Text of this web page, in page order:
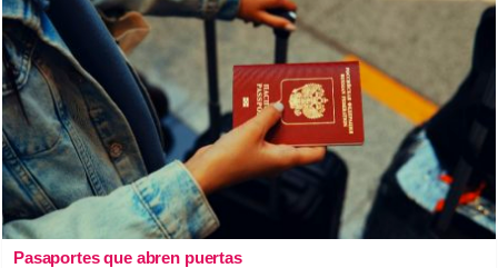
Pasaportes que abren puertas